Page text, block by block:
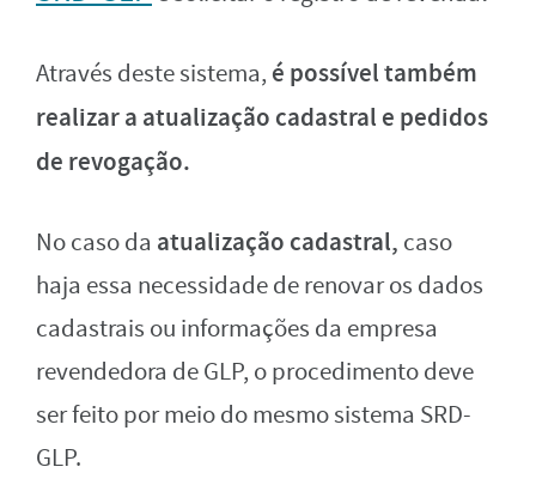
Através deste sistema, é possível também
realizar a atualização cadastral e pedidos
de revogação.
No caso da atualização cadastral, caso
haja essa necessidade de renovar os dados
cadastrais ou informações da empresa
revendedora de GLP, o procedimento deve
ser feito por meio do mesmo sistema SRD-
GLP.